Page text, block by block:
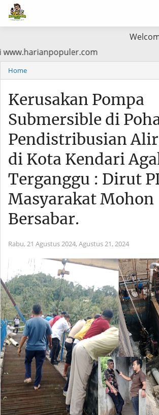
Welcome di
Baca di www.harianpopuler.com
Home
Kerusakan Pompa
Submersible di
Pendistribusian
di Kota Kendari
Terganggu : Dirut
Masyarakat Mohon
Bersabar.
Rabu, 21 Agustus 2024, Agustus 21, 2024